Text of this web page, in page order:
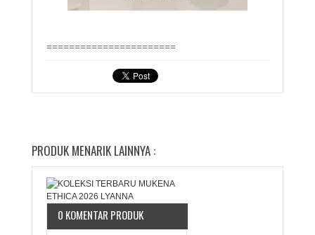
=======================
PRODUK MENARIK LAINNYA :
0 KOMENTAR PRODUK